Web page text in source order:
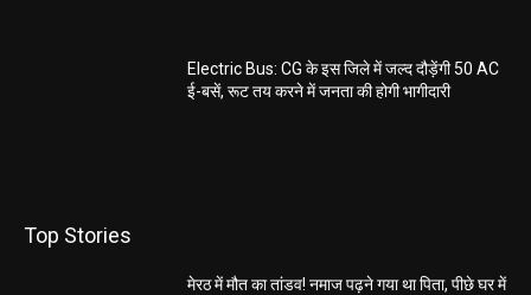
Electric Bus: CG के इस जिले में जल्द दौड़ेंगी 50 AC
ई-बसें, रूट तय करने में जनता की होगी भागीदारी
Top Stories
मेरठ में मौत का तांडव! नमाज पढ़ने गया था पिता, पीछे घर में